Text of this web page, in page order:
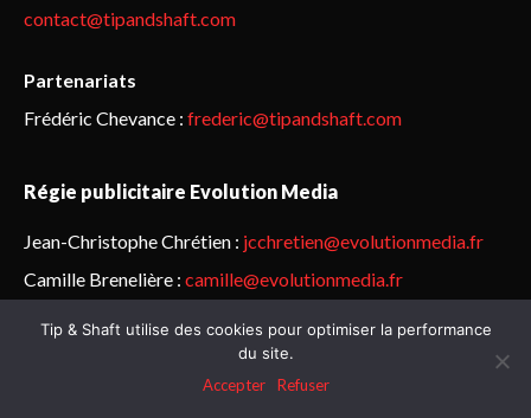
contact@tipandshaft.com
Partenariats
Frédéric Chevance : frederic@tipandshaft.com
Régie publicitaire Evolution Media
Jean-Christophe Chrétien : jcchretien@evolutionmedia.fr
Camille Brenelière : camille@evolutionmedia.fr
© Sailorz 2015-2025. Tous droits réservés.Mentions légales &
politique de confidentialité
Tip & Shaft utilise des cookies pour optimiser la performance
du site.
Accepter
Refuser